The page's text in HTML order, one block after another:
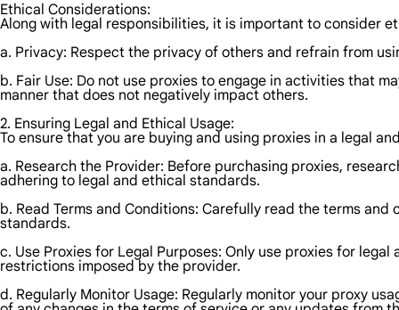
Ethical Considerations:
Along with legal responsibilities, it is important to consider
a. Privacy: Respect the privacy of others and refrain from
b. Fair Use: Do not use proxies to engage in activities that
manner that does not negatively impact others.
2. Ensuring Legal and Ethical Usage:
To ensure that you are buying and using proxies in a legal
a. Research the Provider: Before purchasing proxies,
adhering to legal and ethical standards.
b. Read Terms and Conditions: Carefully read the terms
standards.
c. Use Proxies for Legal Purposes: Only use proxies for
restrictions imposed by the provider.
d. Regularly Monitor Usage: Regularly monitor your proxy